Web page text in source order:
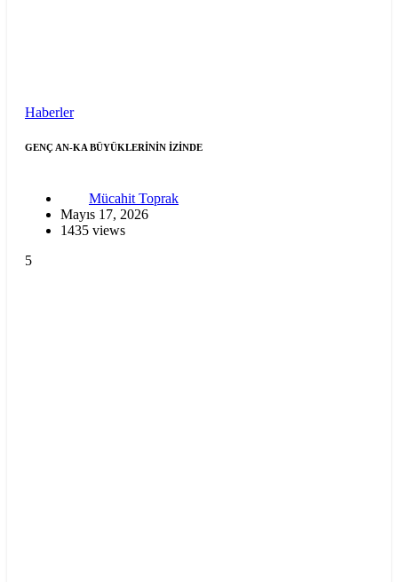
Haberler
GENÇ AN-KA BÜYÜKLERİNİN İZİNDE
Mücahit Toprak
Mayıs 17, 2026
1435 views
5